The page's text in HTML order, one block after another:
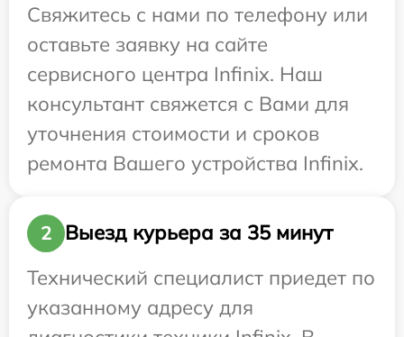
Свяжитесь с нами по телефону или
оставьте заявку на сайте
сервисного центра Infinix. Наш
консультант свяжется с Вами для
уточнения стоимости и сроков
ремонта Вашего устройства Infinix.
2
Выезд курьера за 35 минут
Технический специалист приедет по
указанному адресу для